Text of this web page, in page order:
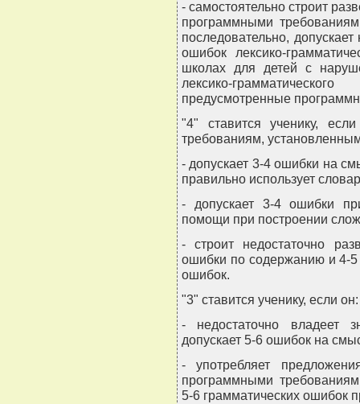
- самостоятельно строит
программными
последовательно,
ошибок лексико-
школах для детей с
лексико-
предусмотренные
"4" ставится ученику,
требованиям,
- допускает 3-4 ошибки на
правильно использует
- допускает 3-4 ошибки
помощи при построении
- строит недостаточно
ошибки по содержанию и 4-5
ошибок.
"3" ставится ученику, если он:
- недостаточно владеет
допускает 5-6 ошибок на
- употребляет
программными
5-6 грамматических ошибок